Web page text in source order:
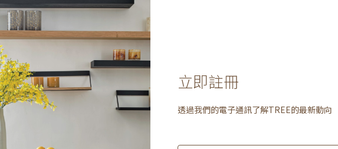
立即註冊
透過我們的電子通訊了解TREE的最新動向